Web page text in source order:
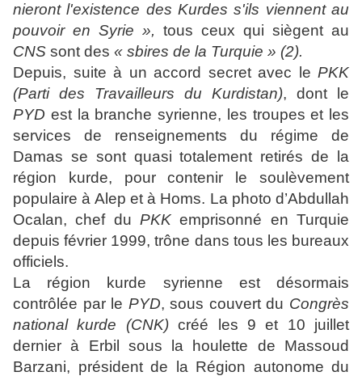
nieront l'existence des Kurdes s'ils viennent au
pouvoir en Syrie », tous ceux qui siègent au
CNS sont des « sbires de la Turquie » (2).
Depuis, suite à un accord secret avec le PKK
(Parti des Travailleurs du Kurdistan), dont le
PYD est la branche syrienne, les troupes et les
services de renseignements du régime de
Damas se sont quasi totalement retirés de la
région kurde, pour contenir le soulèvement
populaire à Alep et à Homs. La photo d’Abdullah
Ocalan, chef du PKK emprisonné en Turquie
depuis février 1999, trône dans tous les bureaux
officiels.
La région kurde syrienne est désormais
contrôlée par le PYD, sous couvert du Congrès
national kurde (CNK)créé les 9 et 10 juillet
dernier à Erbil sous la houlette de Massoud
Barzani, président de la Région autonome du